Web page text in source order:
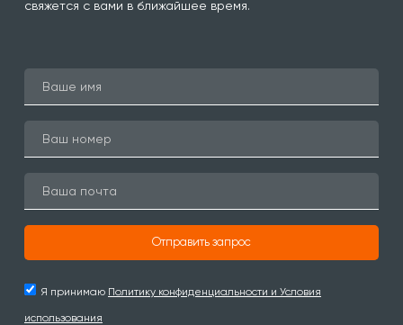
свяжется с вами в ближайшее время.
Отправить запрос
Я принимаю Политику конфиденциальности и Условия
использования